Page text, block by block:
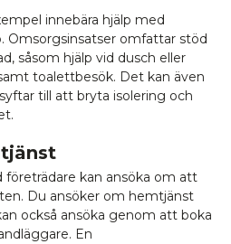
innebära hjälp med
Omsorgsinsatser omfattar stöd
såsom hjälp vid dusch eller
toalettbesök. Det kan även
till att bryta isolering och
företrädare kan ansöka om att
Du ansöker om hemtjänst
också ansöka genom att boka
En